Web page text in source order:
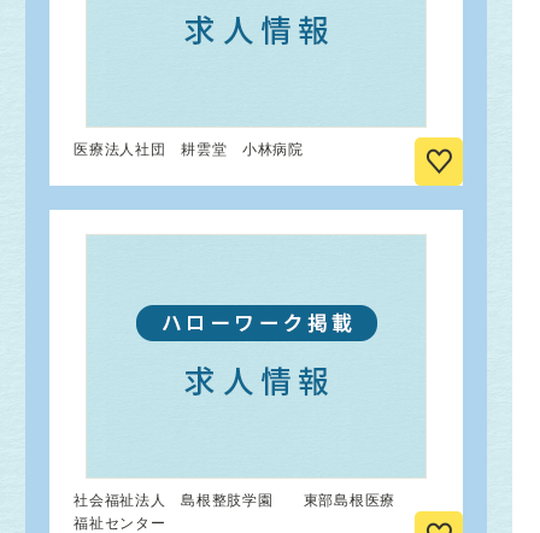
医療法人社団 耕雲堂 小林病院
社会福祉法人 島根整肢学園 東部島根医療
福祉センター